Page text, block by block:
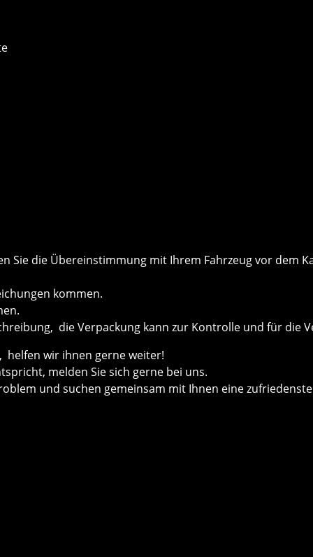
Sie die Übereinstimmung mit Ihrem Fahrzeug vor dem
kommen.
die Verpackung kann zur Kontrolle und für die
helfen wir ihnen gerne weiter!
melden Sie sich gerne bei uns.
und suchen gemeinsam mit Ihnen eine